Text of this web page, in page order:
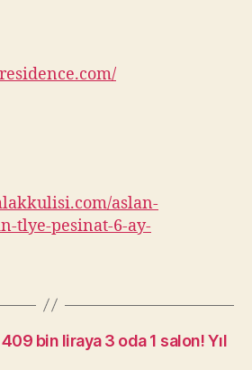
aslan-
tlye-pesinat-6-ay-
bin liraya 3 oda 1 salon! Yıl